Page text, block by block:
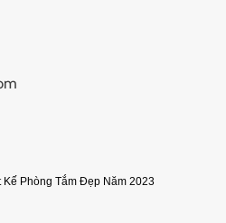
Kế Phòng Tắm Đẹp Năm 2023